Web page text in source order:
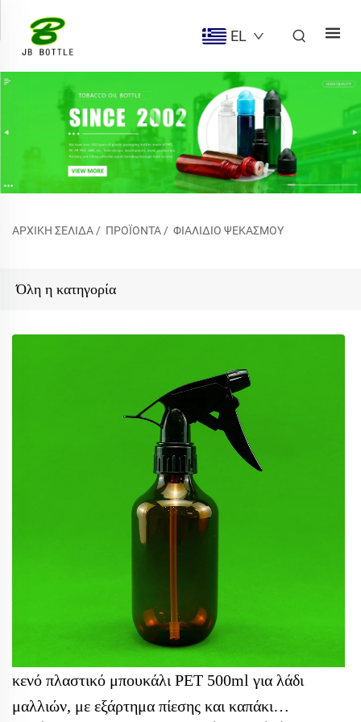
EL
ΑΡΧΙΚΉ ΣΕΛΊΔΑ/ ΠΡΟΪΌΝΤΑ/ ΦΙΑΛΊΔΙΟ ΨΕΚΑΣΜΟΎ
Όλη η κατηγορία
κενό πλαστικό μπουκάλι PET 500ml για λάδι
μαλλιών, με εξάρτημα πίεσης και καπάκι